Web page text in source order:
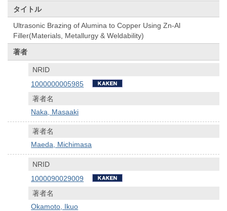
タイトル
Ultrasonic Brazing of Alumina to Copper Using Zn-Al
Filler(Materials, Metallurgy & Weldability)
著者
NRID
1000000005985
著者名
Naka, Masaaki
著者名
Maeda, Michimasa
NRID
1000090029009
著者名
Okamoto, Ikuo